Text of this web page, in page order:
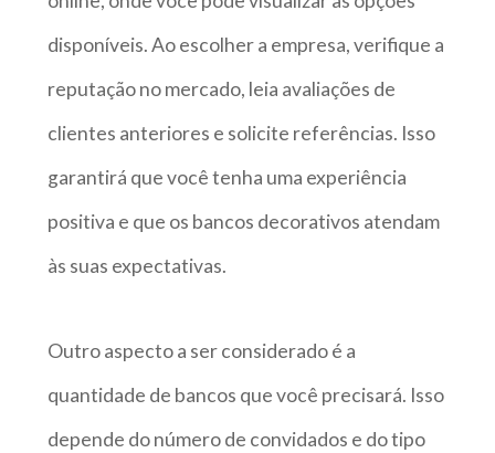
disponíveis. Ao escolher a empresa, verifique a
reputação no mercado, leia avaliações de
clientes anteriores e solicite referências. Isso
garantirá que você tenha uma experiência
positiva e que os bancos decorativos atendam
às suas expectativas.
Outro aspecto a ser considerado é a
quantidade de bancos que você precisará. Isso
depende do número de convidados e do tipo